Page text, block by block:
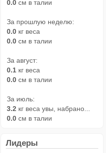
0.0 см в талии
За прошлую неделю:
0.0 кг веса
0.0 см в талии
За август:
0.1 кг веса
0.0 см в талии
За июль:
3.2 кг веса увы, набрано...
0.0 см в талии
Лидеры